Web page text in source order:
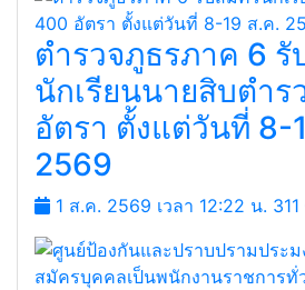
กรมวิชาการเกษตร
สมัครบุคคลเป็นพนั
ราชการทั่วไป 1 อัตร
21,780 บาท ตั้งแต่วั
ส.ค. 2569
23 ก.ค. 2569 เวลา 20:11 น.